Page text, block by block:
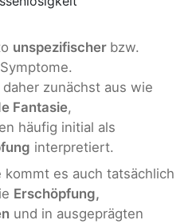
unspezifischer bzw.
zunächst aus wie
Fantasie,
häufig initial als
interpretiert.
kommt es auch tatsächlich
Erschöpfung,
und in ausgeprägten